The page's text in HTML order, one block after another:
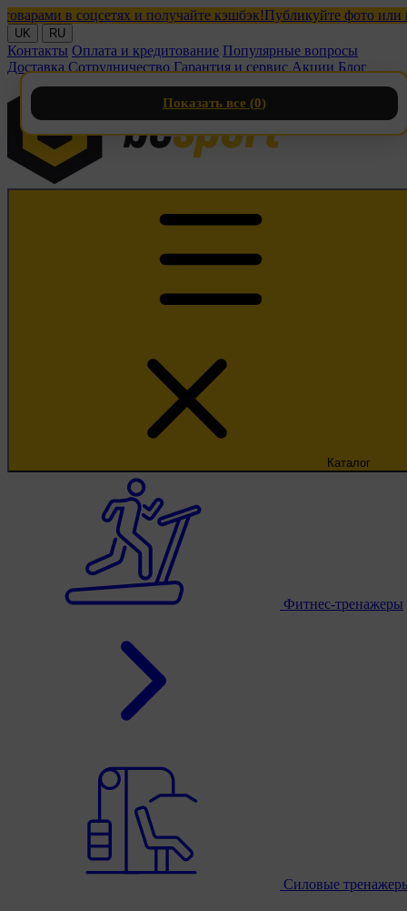
в соцсетях и получайте кэшбэк!Публикуйте фото или
UK RU
Контакты Оплата и кредитование Популярные вопросы
Доставка Сотрудничество Гарантия и сервис Акции Блог
Каталог
Фитнес-тренажеры
Силовые
Показать все (0)